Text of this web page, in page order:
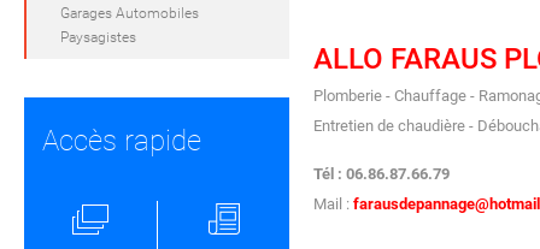
ALLO FARAUS
Plomberie - Chauffage -
Entretien de chaudière -
Tél : 06.86.87.66.79
Mail :
Garages Automobiles
Paysagistes
Accès rapide